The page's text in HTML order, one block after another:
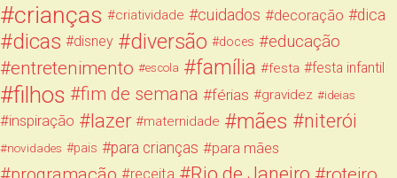
crianças criatividade cuidados decoração dica
dicas disney diversão doces educação
entretenimento escola família festa festa infantil
filhos fim de semana férias gravidez ideias
inspiração lazer maternidade mães niterói
novidades pais para crianças para mães
receita